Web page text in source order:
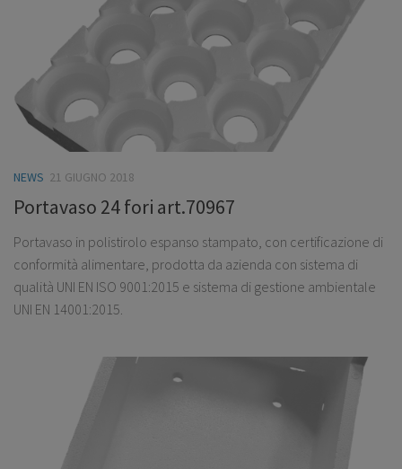
NEWS 21 GIUGNO 2018
Portavaso 24 fori art.70967
Portavaso in polistirolo espanso stampato, con certificazione di
conformità alimentare, prodotta da azienda con sistema di
qualità UNI EN ISO 9001:2015 e sistema di gestione ambientale
UNI EN 14001:2015.